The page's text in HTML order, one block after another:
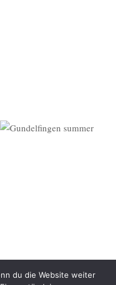
du die Website weiter